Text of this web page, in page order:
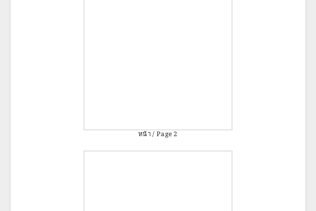
หน้า / Page 2